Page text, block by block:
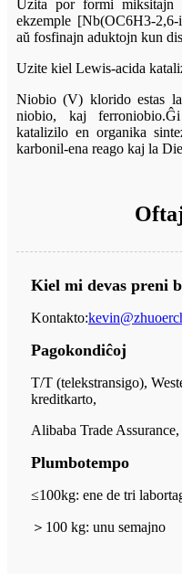
Uzita por formi miksitajn
ekzemple [Nb(OC6H3-
aŭ fosfinajn aduktojn kun
Uzite kiel Lewis-acida
Niobio (V) klorido estas
niobio, kaj
katalizilo en organika
karbonil-ena reago kaj la
Kiel mi devas preni
Kontakto:
Pagokondiĉoj
T/T (telekstransigo),
kreditkarto,
Alibaba Trade
Plumbotempo
≤100kg: ene de tri
＞ 100 kg: unu semajno